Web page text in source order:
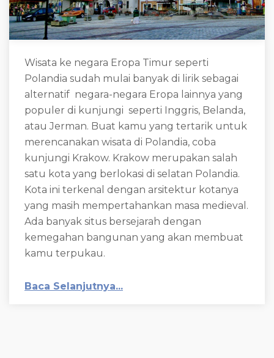
Wisata ke negara Eropa Timur seperti
Polandia sudah mulai banyak di lirik sebagai
alternatif negara-negara Eropa lainnya yang
populer di kunjungi seperti Inggris, Belanda,
atau Jerman. Buat kamu yang tertarik untuk
merencanakan wisata di Polandia, coba
kunjungi Krakow. Krakow merupakan salah
satu kota yang berlokasi di selatan Polandia.
Kota ini terkenal dengan arsitektur kotanya
yang masih mempertahankan masa medieval.
Ada banyak situs bersejarah dengan
kemegahan bangunan yang akan membuat
kamu terpukau.
Baca Selanjutnya...